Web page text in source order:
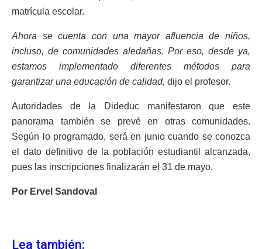
matrícula escolar.
Ahora se cuenta con una mayor afluencia de niños,
incluso, de comunidades aledañas. Por eso, desde ya,
estamos implementado diferentes métodos para
garantizar una educación de calidad, dijo el profesor.
Autoridades de la Dideduc manifestaron que este
panorama también se prevé en otras comunidades.
Según lo programado, será en junio cuando se conozca
el dato definitivo de la población estudiantil alcanzada,
pues las inscripciones finalizarán el 31 de mayo.
Por Ervel Sandoval
Lea también: